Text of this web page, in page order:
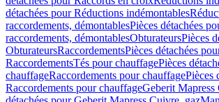
détachées pour Réductions indémontables
raccordements, démontablesPièces détachées
raccordements, démontablesObturateursPièces
ObturateursRaccordementsPièces détachées
RaccordementsTés pour chauffagePièces
chauffageRaccordements pour chauffagePièces
Raccordements pour chauffageGeberit Mapress